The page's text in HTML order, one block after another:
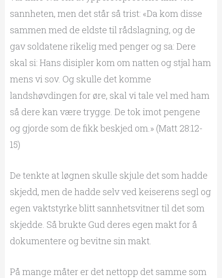
sannheten, men det står så trist: «Da kom disse
sammen med de eldste til rådslagning, og de
gav soldatene rikelig med penger og sa: Dere
skal si: Hans disipler kom om natten og stjal ham
mens vi sov. Og skulle det komme
landshøvdingen for øre, skal vi tale vel med ham
så dere kan være trygge. De tok imot pengene
og gjorde som de fikk beskjed om.» (Matt 28:12-
15)
De tenkte at løgnen skulle skjule det som hadde
skjedd, men de hadde selv ved keiserens segl og
egen vaktstyrke blitt sannhetsvitner til det som
skjedde. Så brukte Gud deres egen makt for å
dokumentere og bevitne sin makt.
På mange måter er det nettopp det samme som